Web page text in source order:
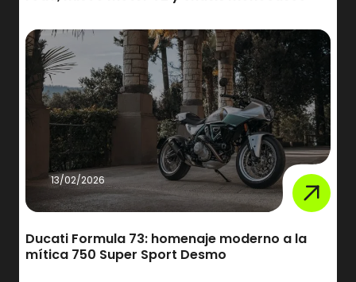
13/02/2026
Ducati Formula 73: homenaje moderno a la
mítica 750 Super Sport Desmo